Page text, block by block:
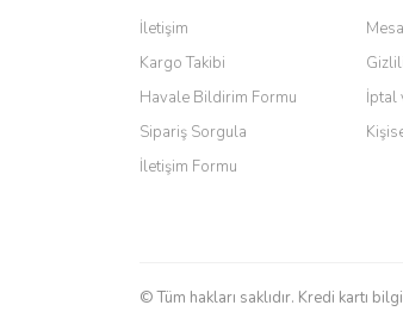
İletişim
Kargo Takibi
Havale Bildirim Formu
Sipariş Sorgula
İletişim Formu
İptal
© Tüm hakları saklıdır. Kredi kartı